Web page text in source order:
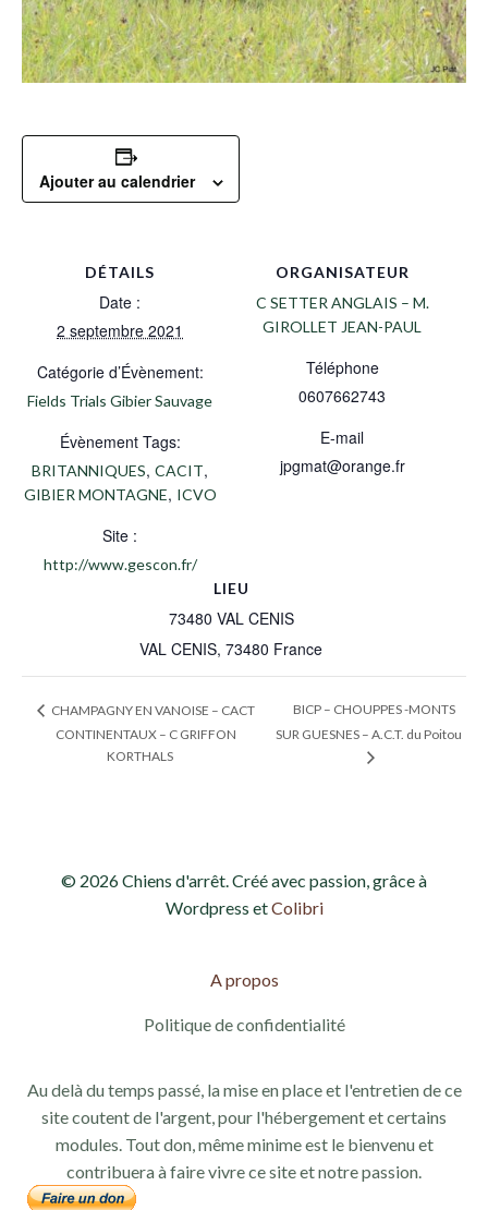
Ajouter au calendrier
DÉTAILS
Date :
2 septembre 2021
Catégorie d’Évènement:
Fields Trials Gibier Sauvage
Évènement Tags:
BRITANNIQUES, CACIT,
GIBIER MONTAGNE, ICVO
Site :
http://www.gescon.fr/
LIEU
73480 VAL CENIS
VAL CENIS, 73480 France
ORGANISATEUR
C SETTER ANGLAIS – M.
GIROLLET JEAN-PAUL
Téléphone
0607662743
E-mail
jpgmat@orange.fr
CHAMPAGNY EN VANOISE – CACT
CONTINENTAUX – C GRIFFON
KORTHALS
BICP – CHOUPPES -MONTS
SUR GUESNES – A.C.T. du Poitou
© 2026 Chiens d'arrêt. Créé avec passion, grâce à
Wordpress etColibri
A propos
Politique de confidentialité
Au delà du temps passé, la mise en place et l'entretien de ce
site coutent de l'argent, pour l'hébergement et certains
modules. Tout don, même minime est le bienvenu et
contribuera à faire vivre ce site et notre passion.